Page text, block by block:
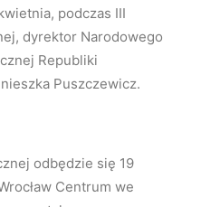
podczas III
dyrektor Narodowego
Republiki
Puszczewicz.
odbędzie się 19
Centrum we